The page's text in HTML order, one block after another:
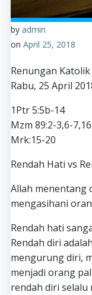
by admin
on April 25, 2018
Renungan Katolik
Rabu, 25 April
1Ptr 5:5b-14
Mzm 89:2-3,6-
Mrk:15-20
Rendah Hati vs
Allah menentang
mengasihani
Rendah hati
Rendah diri
mengurung diri,
menjadi orang
rendah diri selalu